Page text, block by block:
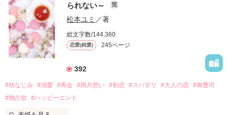
られない～
完
松本ユミ ／著
総文字数/144,360
恋愛(純愛) 245ページ
392
#幼なじみ #溺愛 #再会 #両片想い #初恋 #スパダリ #大人の恋 #御曹司
#独占欲
#ハッピーエンド